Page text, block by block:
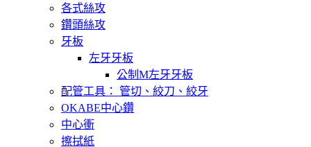
各式絲攻
鑽頭絲攻
牙板
左牙牙板
公制M左牙牙板
配管工具： 管切、絞刀、絞牙
OKABE中心鑽
中心衝
擦拭紙